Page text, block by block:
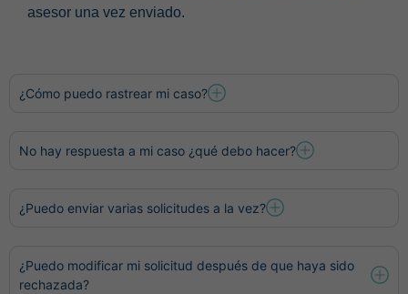
asesor una vez enviado.
¿Cómo puedo rastrear mi caso?
No hay respuesta a mi caso ¿qué debo hacer?
¿Puedo enviar varias solicitudes a la vez?
¿Puedo modificar mi solicitud después de que haya sido
rechazada?